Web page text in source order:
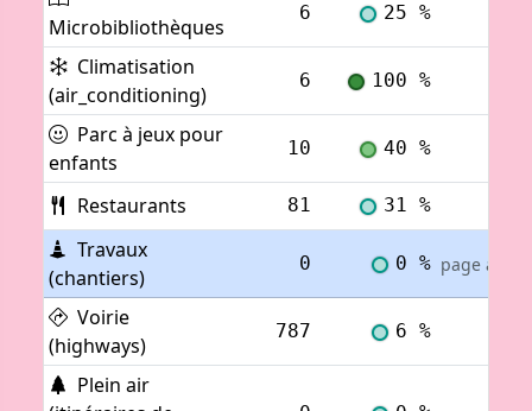
Microbibliothèques
6 25 %
Climatisation
(air_conditioning)
6 100 %
Parc à jeux pour
enfants
10 40 %
Restaurants 81 31 %
Travaux
(chantiers)
0 0 % page
Voirie
(highways)
787 6 %
Plein air